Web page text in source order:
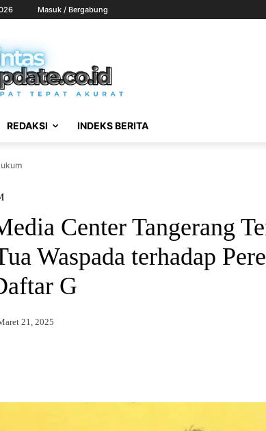
Masuk / Bergabung
REDAKSI INDEKS BERITA
Center Tangerang
Waspada terhadap
G
21, 2025